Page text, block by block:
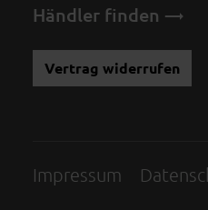
Händler finden
Vertrag widerrufen
Impressum